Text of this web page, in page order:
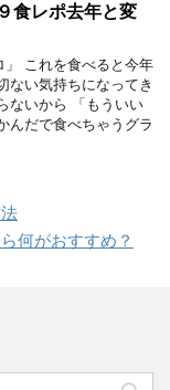
食レポ去年と変
」 これを食べると今年
ない気持ちになってき
ないから 「もういい
んだで食べちゃうグラ
何がおすすめ？